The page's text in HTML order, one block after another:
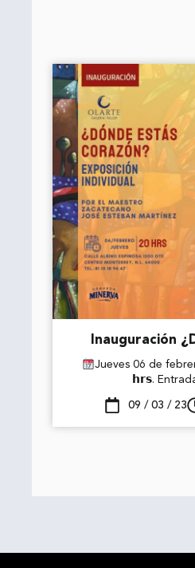
Inauguración
Jueves 06 de
𝗵𝗿𝘀.
09 / 03 / 23